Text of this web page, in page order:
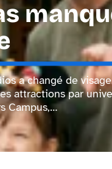
a changé de
attractions par
Campus,…